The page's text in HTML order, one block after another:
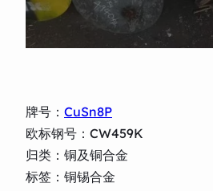
牌号： CuSn8P
欧标钢号：CW459K
归类：铜及铜合金
标签：铜锡合金